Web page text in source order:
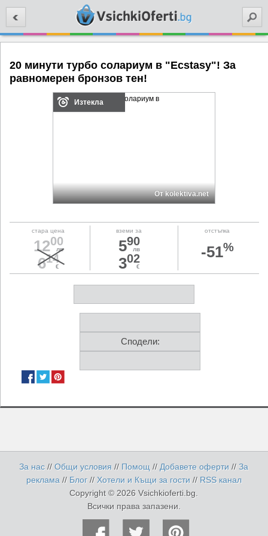
20 минути турбо солариум в "Ecstasy"! За
равномерен бронзов тен!
Изтекла
От kolektiva.net
стара цена
1200
лв
614
€
вземи за
590
лв
302
€
отстъпка
-51%
Сподели:
За нас //Общи условия // Помощ // Добавете оферти//За
реклама // Блог // Хотели и Къщи за гости // RSS канал
Copyright © 2026 Vsichkioferti.bg.
Всички права запазени.